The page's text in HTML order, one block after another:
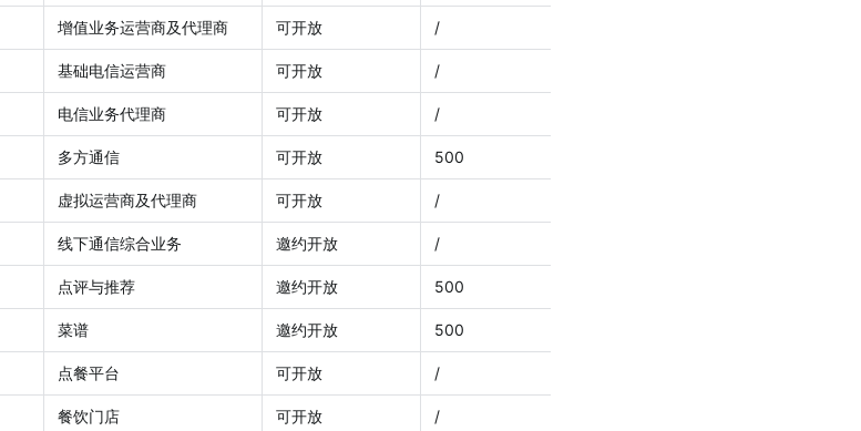
增值业务运营商及代理商 可开放 /
基础电信运营商 可开放 /
电信业务代理商 可开放 /
多方通信 可开放 500
虚拟运营商及代理商 可开放 /
线下通信综合业务 邀约开放 /
点评与推荐 邀约开放 500
菜谱 邀约开放 500
点餐平台 可开放 /
餐饮门店 可开放 /